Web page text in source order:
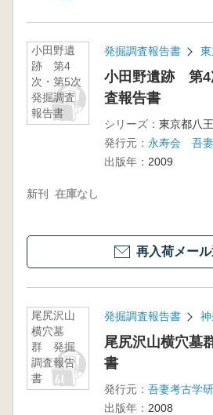
小田野遺
跡 第4
次・第5次
発掘調査
報告書
発掘調査報告書
小田野遺跡 第4
査報告書
シリーズ： 東京都八
発行元： 永寿会 吾
出版年： 2009
新刊 在庫なし
再入荷メー
尾尻沢山
横穴墓
群 発掘
調査報告
書
発掘調査報告書 神
尾尻沢山横穴
書
発行元： 吾妻考古学
出版年： 2008